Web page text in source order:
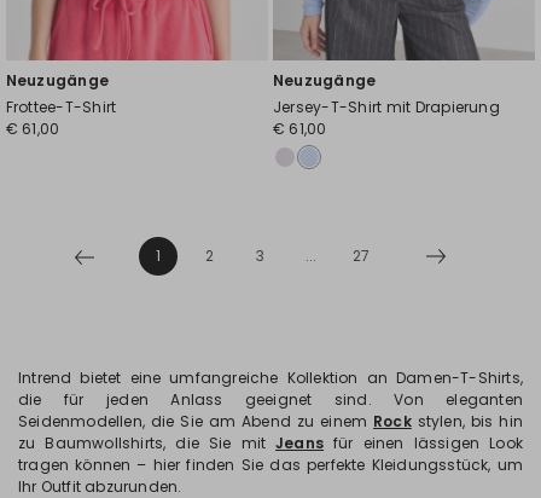
Neuzugänge
Frottee-T-Shirt
€ 61,00
Neuzugänge
Jersey-T-Shirt mit Drapierung
€ 61,00
1 2 3 ... 27
Intrend bietet eine umfangreiche Kollektion an Damen-T-Shirts,
die für jeden Anlass geeignet sind. Von eleganten
Seidenmodellen, die Sie am Abend zu einem Rockstylen, bis hin
zu Baumwollshirts, die Sie mitJeans für einen lässigen Look
tragen können – hier finden Sie das perfekte Kleidungsstück, um
Ihr Outfit abzurunden.